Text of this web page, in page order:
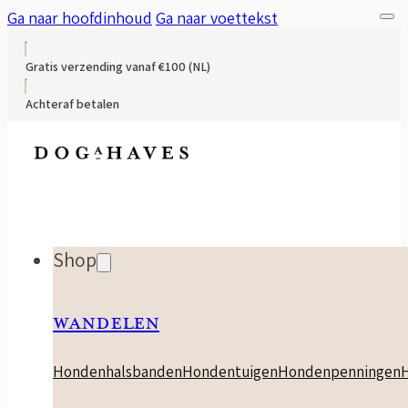
Ga naar hoofdinhoud Ga naar voettekst
Gratis verzending vanaf €100 (NL)
Achteraf betalen
Shop
WANDELEN
HondenhalsbandenHondentuigenHondenpenningen